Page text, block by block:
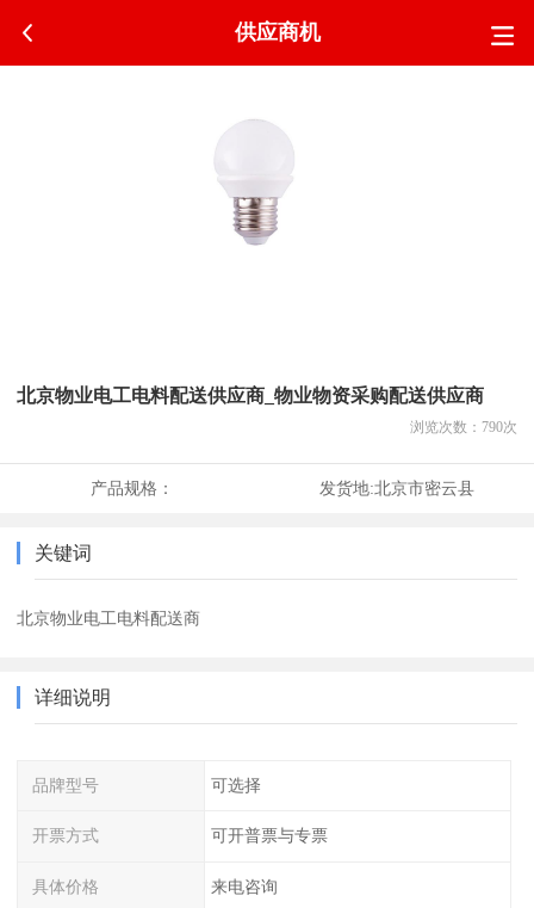
供应商机
北京物业电工电料配送供应商_物业物资采购配送供应商
浏览次数： 790次
产品规格： 发货地:北京市密云县
关键词
北京物业电工电料配送商
详细说明
品牌型号 可选择
开票方式 可开普票与专票
具体价格 来电咨询